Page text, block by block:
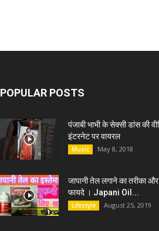
POPULAR POSTS
पंजाबी भाभी के सेक्सी डांस की
इंटरनेट पर वायरल
Music May 8, 2018
जापानी तेल लगाने का तरीका
फायदे । Japani Oil...
Lifestyle August 25, 2019